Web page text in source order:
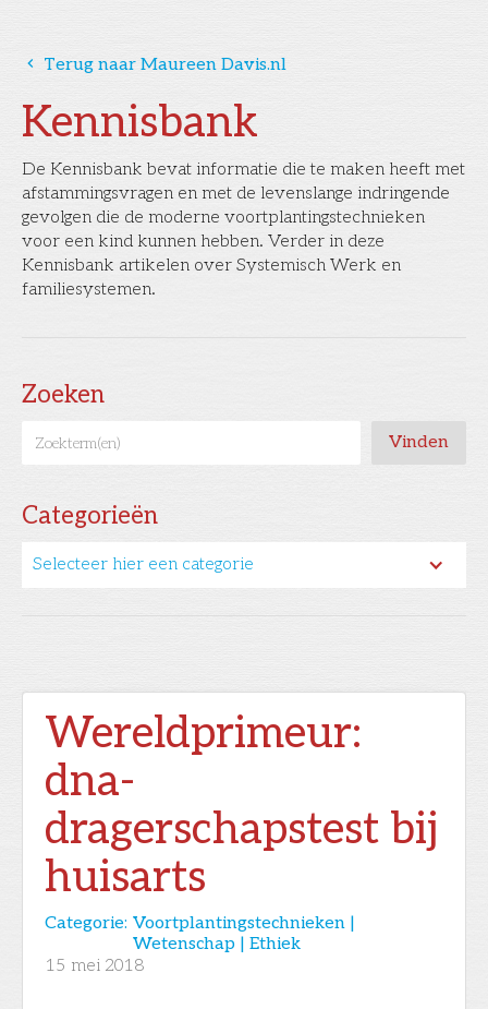
Kennisbank
De Kennisbank bevat informatie die te maken heeft met
afstammingsvragen en met de levenslange indringende
gevolgen die de moderne voortplantingstechnieken
voor een kind kunnen hebben. Verder in deze
Kennisbank artikelen over Systemisch Werk en
familiesystemen.
Zoeken
Categorieën
Selecteer hier een categorie
󰅁 Terug naar Maureen Davis.nl
Wereldprimeur:
dna-
dragerschapstest bij
huisarts
Categorie: Voortplantingstechnieken |
Wetenschap | Ethiek
15 mei 2018